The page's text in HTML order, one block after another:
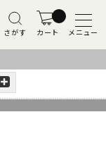
さがす カート メニュー